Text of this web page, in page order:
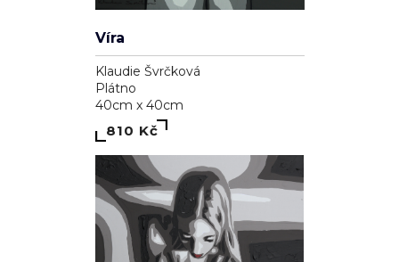
Víra
Klaudie Švrčková
Plátno
40cm x 40cm
810 Kč